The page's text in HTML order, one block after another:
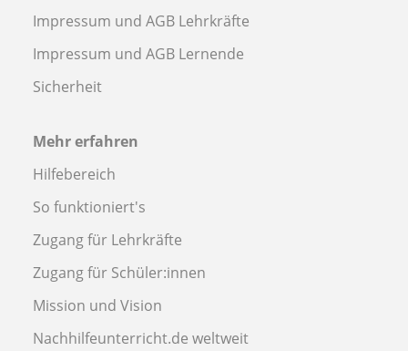
Impressum und AGB Lehrkräfte
Impressum und AGB Lernende
Sicherheit
Mehr erfahren
Hilfebereich
So funktioniert's
Zugang für Lehrkräfte
Zugang für Schüler:innen
Mission und Vision
Nachhilfeunterricht.de weltweit